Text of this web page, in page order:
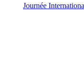
Journée